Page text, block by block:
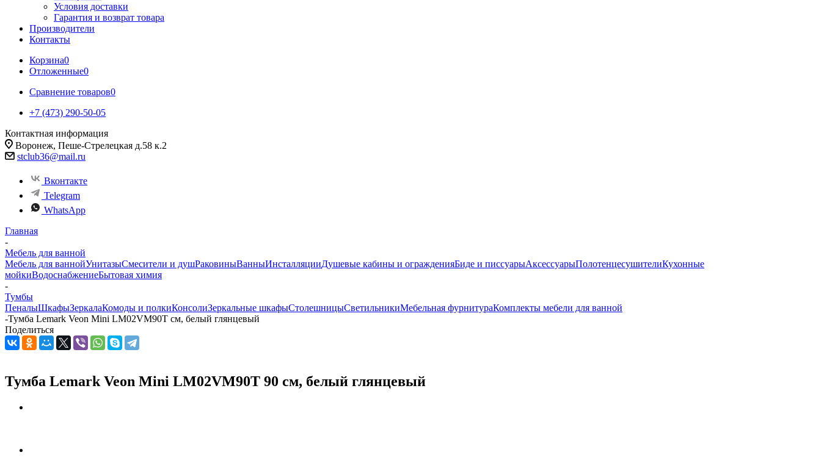
Условия доставки
Гарантия и возврат товара
Производители
Контакты
Корзина0
Отложенные0
Сравнение товаров0
+7 (473) 290-50-05
Контактная информация
Воронеж, Пеше-Стрелецкая д.58 к.2
stclub36@mail.ru
Вконтакте
Telegram
WhatsApp
Главная
-
Мебель для ванной
Мебель для ваннойУнитазыСмесители и душРаковиныВанныИнсталляцииДушевые кабины и огражденияБиде и писсуарыАксессуарыПолотенцесушителиКухонные
мойкиВодоснабжениеБытовая химия
-
Тумбы
ПеналыШкафыЗеркалаКомоды и полкиКонсолиЗеркальные шкафыСтолешницыСветильникиМебельная фурнитураКомплекты мебели для ванной
-Тумба Lemark Veon Mini LM02VM90T см, белый глянцевый
Поделиться
Тумба Lemark Veon Mini LM02VM90T 90 см, белый глянцевый